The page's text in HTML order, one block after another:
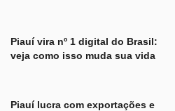
Piauí vira nº 1 digital do Brasil:
veja como isso muda sua vida
Piauí lucra com exportações e